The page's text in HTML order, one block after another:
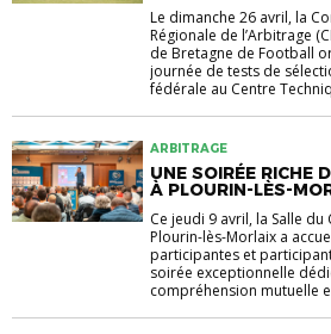
Le dimanche 26 avril, la
Régionale de l’Arbitrage
de Bretagne de Football
journée de tests de
fédérale au Centre
ARBITRAGE
UNE SOIRÉE RICHE
À PLOURIN-LÈS-
Ce jeudi 9 avril, la Salle du
Plourin-lès-Morlaix a
participantes et
soirée exceptionnelle
compréhension mutuelle